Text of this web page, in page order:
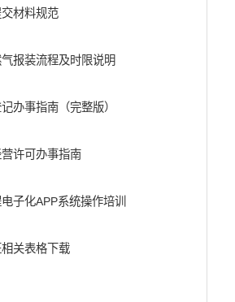
报表
材料规范
报装流程及时限说明
办事指南（完整版）
许可办事指南
子化APP系统操作培训
关表格下载